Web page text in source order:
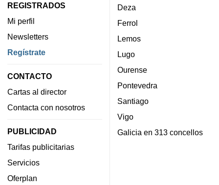
REGISTRADOS
Mi perfil
Newsletters
Regístrate
CONTACTO
Cartas al director
Contacta con nosotros
PUBLICIDAD
Tarifas publicitarias
Servicios
Oferplan
Deza
Ferrol
Lemos
Lugo
Ourense
Pontevedra
Santiago
Vigo
Galicia en 313 concellos